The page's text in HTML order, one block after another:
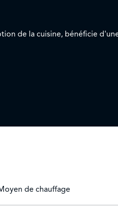
de la cuisine, bénéficie
de chauffage